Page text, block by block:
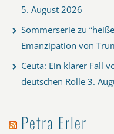
5. August 2026
Sommerserie zu
Emanzipation von
Ceuta: Ein klarer Fall
deutschen Rolle 3.
Petra Erler